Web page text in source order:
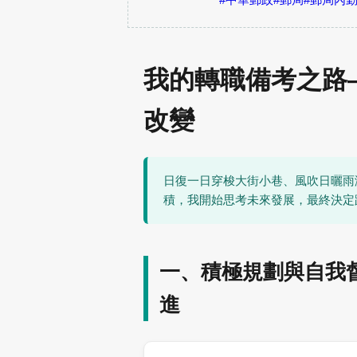
我的轉職備考之
改變
日復一日穿梭大街小巷、風吹日曬
積，我開始思考未來發展，最終決
一、積極規劃與自我
進